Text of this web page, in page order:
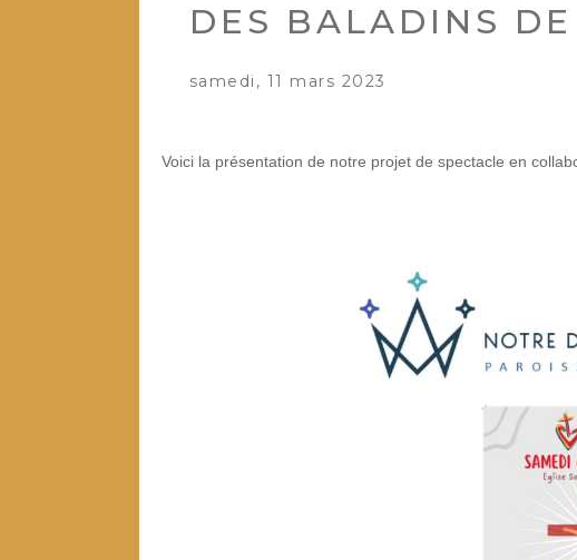
DES BALADINS
samedi, 11 mars 2023
Voici la présentation de notre projet de spectacle en